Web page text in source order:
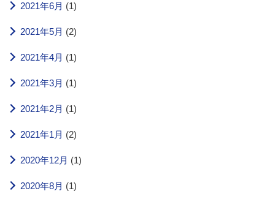
2021年6月 (1)
2021年5月 (2)
2021年4月 (1)
2021年3月 (1)
2021年2月 (1)
2021年1月 (2)
2020年12月 (1)
2020年8月 (1)